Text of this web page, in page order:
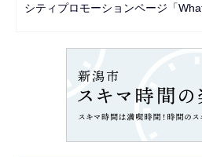
シティプロモーションページ「